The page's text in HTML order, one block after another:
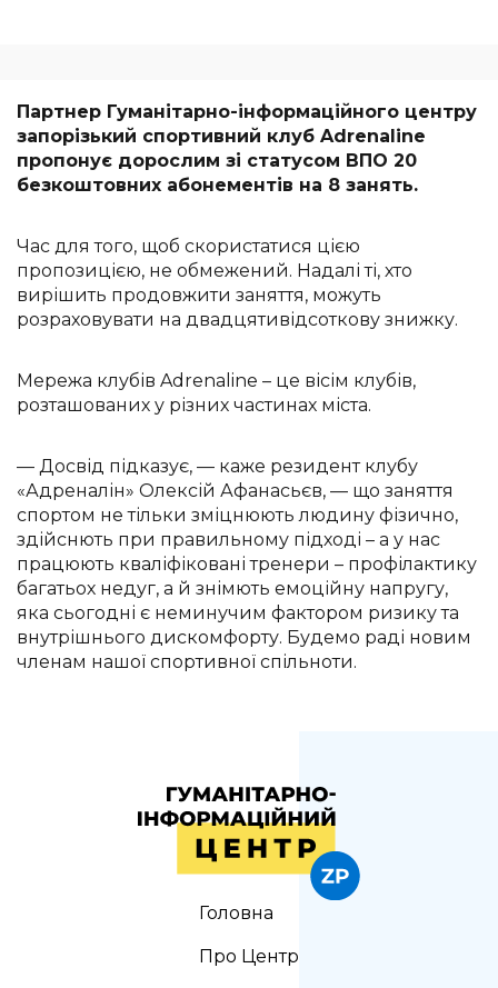
Партнер Гуманітарно-інформаційного центру
запорізький спортивний клуб Adrenaline
пропонує дорослим зі статусом ВПО 20
безкоштовних абонементів на 8 занять.
Час для того, щоб скористатися цією
пропозицією, не обмежений. Надалі ті, хто
вирішить продовжити заняття, можуть
розраховувати на двадцятивідсоткову знижку.
Мережа клубів Adrenaline – це вісім клубів,
розташованих у різних частинах міста.
— Досвід підказує, — каже резидент клубу
«Адреналін» Олексій Афанасьєв, — що заняття
спортом не тільки зміцнюють людину фізично,
здійснють при правильному підході – а у нас
працюють кваліфіковані тренери – профілактику
багатьох недуг, а й знімють емоційну напругу,
яка сьогодні є неминучим фактором ризику та
внутрішнього дискомфорту. Будемо раді новим
членам нашої спортивної спільноти.
Головна
Про Центр